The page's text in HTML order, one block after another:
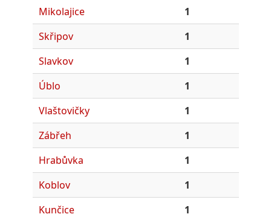
Mikolajice
1
Skřipov
1
Slavkov
1
Úblo
1
Vlaštovičky
1
Zábřeh
1
Hrabůvka
1
Koblov
1
Kunčice
1